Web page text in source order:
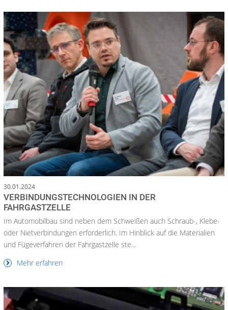
30.01.2024
VERBINDUNGSTECHNOLOGIEN IN DER
FAHRGASTZELLE
Im Automobilbau sind neben dem Schweißen auch Schraub-, Klebe-
oder Nietverbindungen erforderlich. Im Hinblick auf die Materialien
und Fügeverfahren der Fahrgastzelle ste...
Mehr erfahren